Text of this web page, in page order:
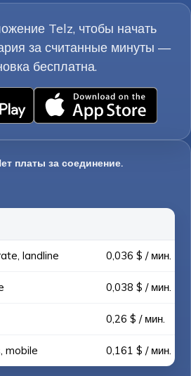
Telz, чтобы начать
за считанные минуты —
бесплатна.
платы за соединение.
landline 0,036 $ / мин.
0,038 $ / мин.
0,26 $ / мин.
mobile 0,161 $ / мин.